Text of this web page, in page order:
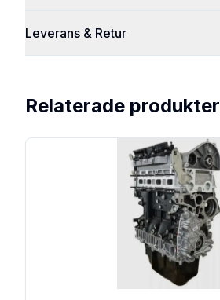
Leverans & Retur
Relaterade produkter